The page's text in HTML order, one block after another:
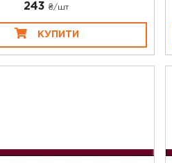
243 ₴/шт
КУПИТИ